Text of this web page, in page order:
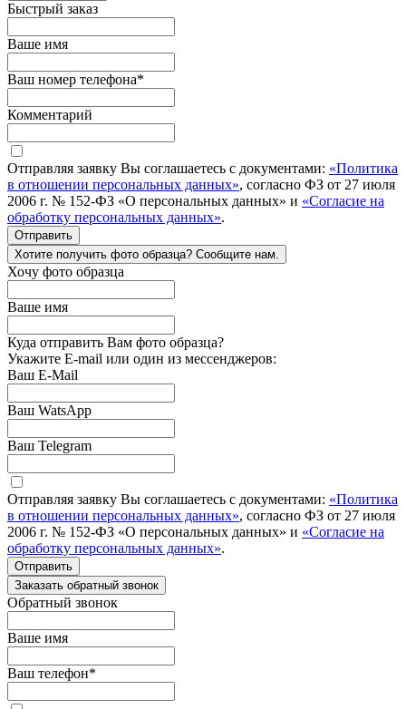
Быстрый заказ
Ваше имя
Ваш номер телефона*
Комментарий
Отправляя заявку Вы соглашаетесь с документами: «Политика
в отношении персональных данных», согласно ФЗ от 27 июля
2006 г. № 152-ФЗ «О персональных данных» и «Согласие на
обработку персональных данных».
Отправить
Хотите получить фото образца? Сообщите нам.
Хочу фото образца
Ваше имя
Куда отправить Вам фото образца?
Укажите E-mail или один из мессенджеров:
Ваш E-Mail
Ваш WatsApp
Ваш Telegram
Отправляя заявку Вы соглашаетесь с документами: «Политика
в отношении персональных данных», согласно ФЗ от 27 июля
2006 г. № 152-ФЗ «О персональных данных» и «Согласие на
обработку персональных данных».
Отправить
Заказать обратный звонок
Обратный звонок
Ваше имя
Ваш телефон*